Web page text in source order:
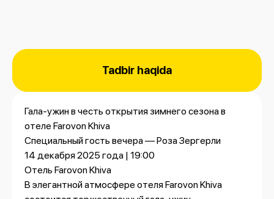
Tadbir haqida
Гала-ужин в честь открытия зимнего сезона в
отеле Farovon Khiva
Специальный гость вечера — Роза Зергерли
14 декабря 2025 года | 19:00
Отель Farovon Khiva
В элегантной атмосфере отеля Farovon Khiva